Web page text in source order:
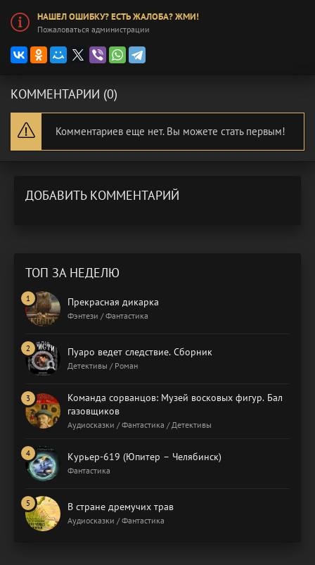
НАШЕЛ ОШИБКУ? ЕСТЬ ЖАЛОБА? ЖМИ!
Пожаловаться администрации
КОММЕНТАРИИ (0)
Комментариев еще нет. Вы можете стать первым!
ДОБАВИТЬ КОММЕНТАРИЙ
ТОП ЗА НЕДЕЛЮ
Прекрасная дикарка
Фэнтези / Фантастика
Пуаро ведет следствие. Сборник
Детективы / Роман
Команда сорванцов: Музей восковых фигур. Бал
газовщиков
Аудиосказки / Фантастика / Детективы
Курьер-619 (Юпитер – Челябинск)
Фантастика
В стране дремучих трав
Аудиосказки / Фантастика